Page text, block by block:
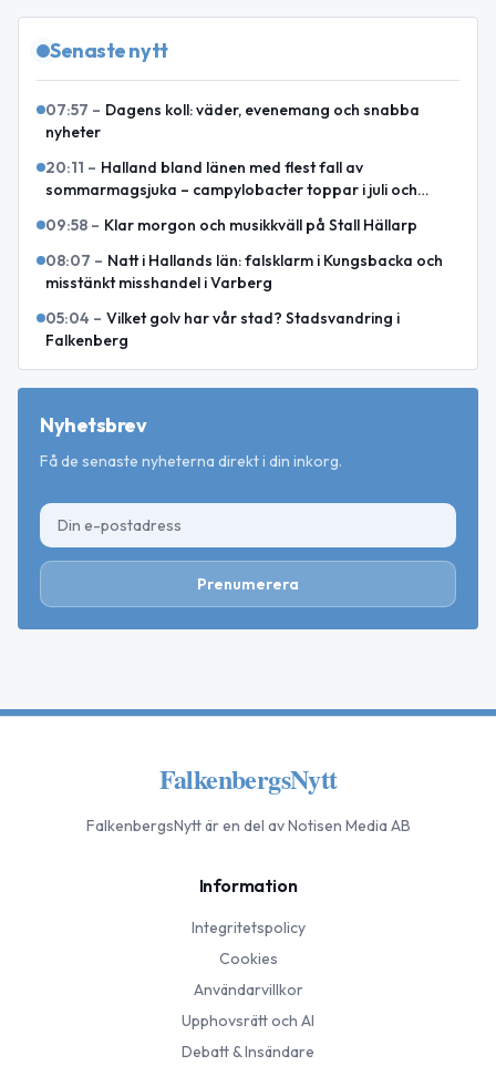
Senaste nytt
07:57 – Dagens koll: väder, evenemang och snabba
nyheter
20:11 – Halland bland länen med flest fall av
sommarmagsjuka – campylobacter toppar i juli och
09:58 – Klar morgon och musikkväll på Stall Hällarp
08:07 – Natt i Hallands län: falsklarm i Kungsbacka och
misstänkt misshandel i Varberg
05:04 – Vilket golv har vår stad? Stadsvandring i
Falkenberg
Nyhetsbrev
Få de senaste nyheterna direkt i din inkorg.
Prenumerera
FalkenbergsNytt
FalkenbergsNyttär en del av Notisen Media AB
Information
Integritetspolicy
Cookies
Användarvillkor
Upphovsrätt och AI
Debatt & Insändare